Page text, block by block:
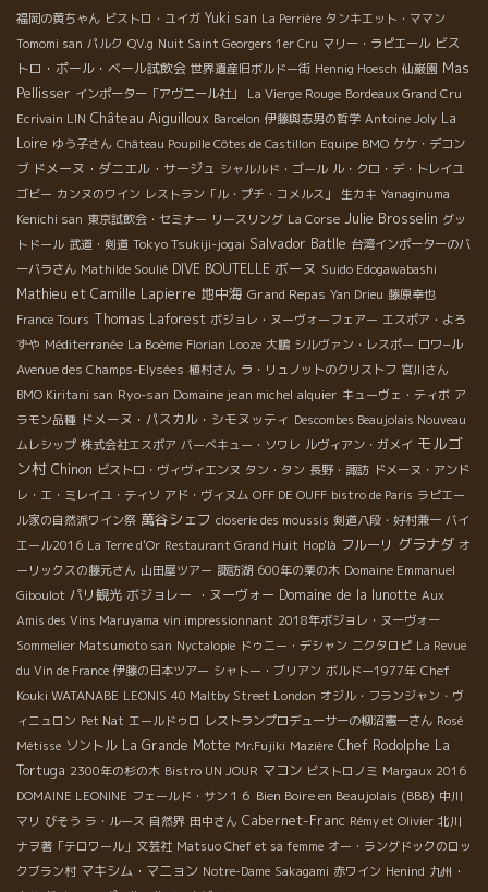
福岡の黄ちゃん ビストロ・ユイガ Yuki san La Perrière タンキエット・ママン
Tomomi san パルク QV.g Nuit Saint Georgers 1er Cru マリー・ラピエール ビス
トロ・ポール・ベール試飲会 世界遺産旧ボルドー街 Hennig Hoesch 仙巌園 Mas
Pellisser インポーター「アヴニール社」 La Vierge Rouge Bordeaux Grand Cru
Ecrivain LIN Château Aiguilloux Barcelon 伊藤與志男の哲学 Antoine Joly La
Loire ゆう子さん Château Poupille Côtes de Castillon Equipe BMO ケケ・デコン
ブ ドメーヌ・ダニエル・サージュ シャルルド・ゴール ル・クロ・デ・トレイユ
ゴビー カンヌのワイン レストラン「ル・プチ・コメルス」 生カキ Yanaginuma
Kenichi san 東京試飲会・セミナー リースリング La Corse Julie Brosselin グッ
トドール 武道・剣道 Tokyo Tsukiji-jogai Salvador Batlle 台湾インポーターのバ
ーバラさん Mathilde Soulié DIVE BOUTELLE ボーヌ Suido Edogawabashi
Mathieu et Camille Lapierre 地中海 Grand Repas Yan Drieu 藤原幸也
France Tours Thomas Laforest ボジョレ・ヌーヴォーフェアー エスポア・よろ
ずや Méditerranée La Boème Florian Looze 大鵬 シルヴァン・レスポー ロワ−ル
Avenue des Champs-Elysées 植村さん ラ・リュノットのクリストフ 宮川さん
BMO Kiritani san Ryo-san Domaine jean michel alquier キューヴェ・ティボ ア
ラモン品種 ドメーヌ・パスカル・シモヌッティ Descombes Beaujolais Nouveau
ムレシップ 株式会社エスポア バーベキュー・ソワレ ルヴィアン・ガメイ モルゴ
ン村 Chinon ビストロ・ヴィヴィエンヌ タン・タン 長野・諏訪 ドメーヌ・アンド
レ・エ・ミレイユ・ティソ アド・ヴィヌム OFF DE OUFF bistro de Paris ラピエー
ル家の自然派ワイン祭 萬谷シェフ closerie des moussis 剣道八段・好村兼一 バイ
エール2016 La Terre d'Or Restaurant Grand Huit Hop'là フルーリ グラナダ オ
ーリックスの藤元さん 山田屋ツアー 諏訪湖 600年の栗の木 Domaine Emmanuel
Giboulot パリ観光 ボジョレー ・ヌーヴォー Domaine de la lunotte Aux
Amis des Vins Maruyama vin impressionnant 2018年ボジョレ・ヌーヴォー
Sommelier Matsumoto san Nyctalopie ドゥニー・デシャン ニクタロピ La Revue
du Vin de France 伊藤の日本ツアー シャトー・ブリアン ボルドー1977年 Chef
Kouki WATANABE LEONIS 40 Maltby Street London オジル・フランジャン・ヴ
ィニュロン Pet Nat エールドゥロ レストランプロデューサーの柳沼憲一さん Rosé
Métisse ソントル La Grande Motte Mr.Fujiki Mazière Chef Rodolphe La
Tortuga 2300年の杉の木 Bistro UN JOUR マコン ビストロノミ Margaux 2016
DOMAINE LEONINE フェールド・サン１６ Bien Boire en Beaujolais (BBB) 中川
マリ びそう ラ・ルース 自然界 田中さん Cabernet-Franc Rémy et Olivier 北川
ナヲ著「テロワール」文芸社 Matsuo Chef et sa femme オー・ラングドックのロッ
クブラン村 マキシム・マニョン Notre-Dame Sakagami 赤ワイン Henind 九州・